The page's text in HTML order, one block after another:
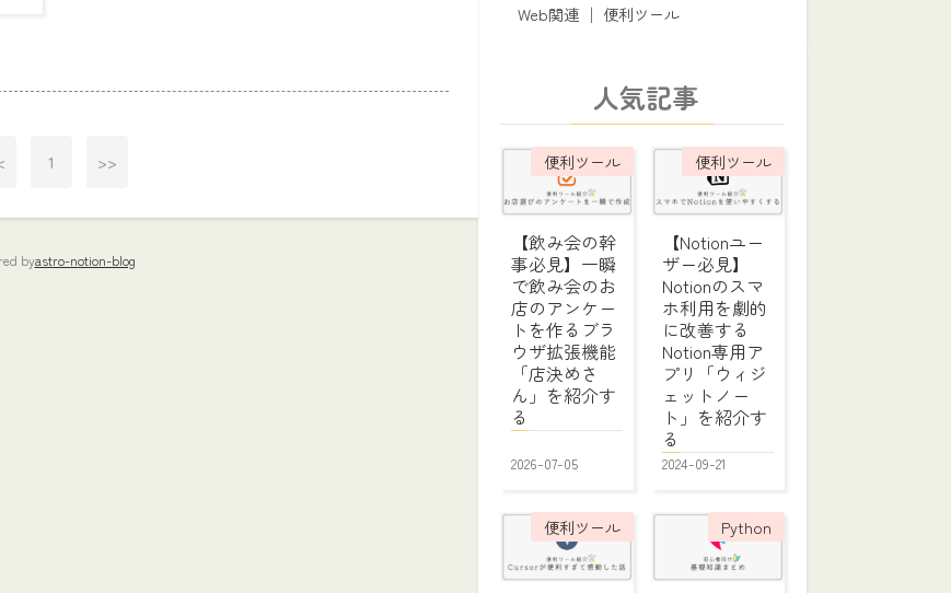
1 >>
byastro-notion-blog
Web関連 │ 便利ツール
人気記事
便利ツール
【飲み会の幹
事必見】一瞬
で飲み会のお
店のアンケー
トを作るブラ
ウザ拡張機能
「店決めさ
ん」を紹介す
る
2026-07-05
便利ツール
【Notionユー
ザー必見】
Notionのスマ
ホ利用を劇的
に改善する
Notion専用ア
プリ「ウィジ
ェットノー
ト」を紹介す
る
2024-09-21
便利ツール Python